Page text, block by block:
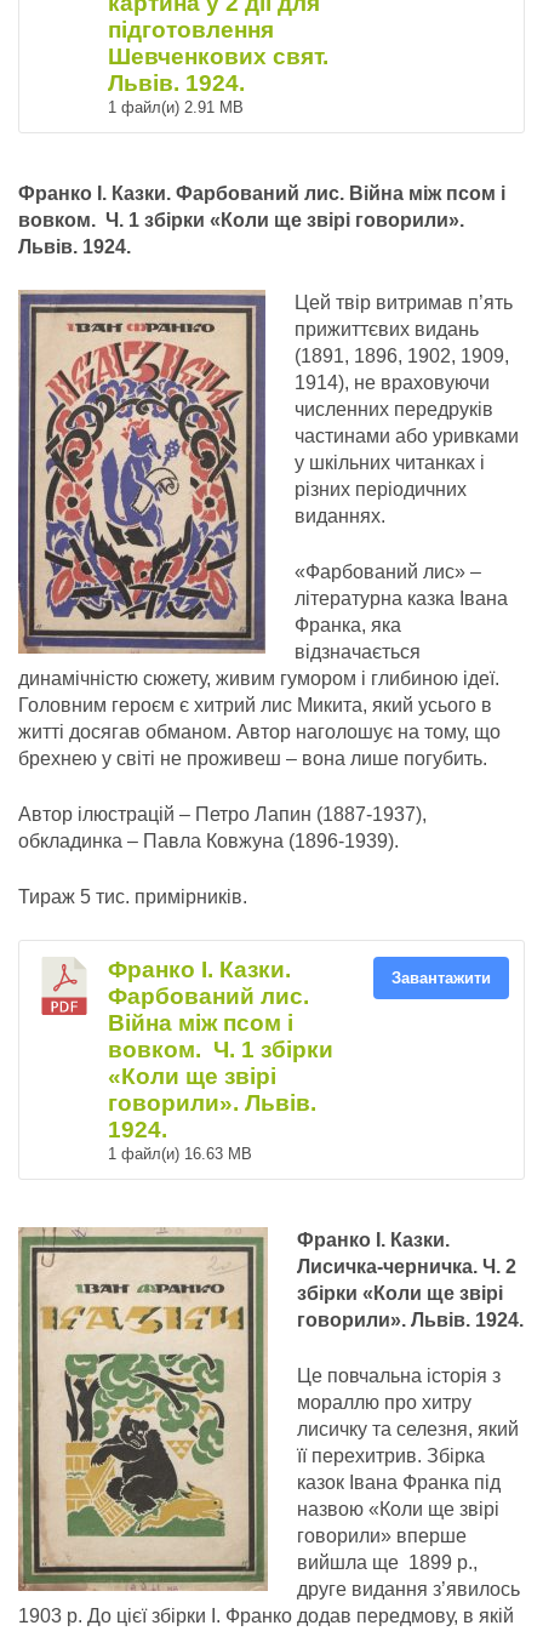
підготовлення
Шевченкових свят.
Львів. 1924.
1 файл(и) 2.91 MB
Франко І. Казки. Фарбований лис. Війна між псом і
вовком. Ч. 1 збірки «Коли ще звірі говорили».
Львів. 1924.
Цей твір витримав п’ять
прижиттєвих видань
(1891, 1896, 1902, 1909,
1914), не враховуючи
численних передруків
частинами або уривками
у шкільних читанках і
різних періодичних
виданнях.
«Фарбований лис» –
літературна казка Івана
Франка, яка
відзначається
динамічністю сюжету, живим гумором і глибиною ідеї.
Головним героєм є хитрий лис Микита, який усього в
житті досягав обманом. Автор наголошує на тому, що
брехнею у світі не проживеш – вона лише погубить.
Автор ілюстрацій – Петро Лапин (1887-1937),
обкладинка – Павла Ковжуна (1896-1939).
Тираж 5 тис. примірників.
Франко І. Казки.
Фарбований лис.
Війна між псом і
вовком. Ч. 1 збірки
«Коли ще звірі
говорили». Львів.
1924.
1 файл(и) 16.63 MB
Завантажити
Франко І. Казки.
Лисичка-черничка. Ч. 2
збірки «Коли ще звірі
говорили». Львів. 1924.
Це повчальна історія з
мораллю про хитру
лисичку та селезня, який
її перехитрив. Збірка
казок Івана Франка під
назвою «Коли ще звірі
говорили» вперше
вийшла ще 1899 р.,
друге видання з’явилось
1903 р. До цієї збірки І. Франко додав передмову, в якій